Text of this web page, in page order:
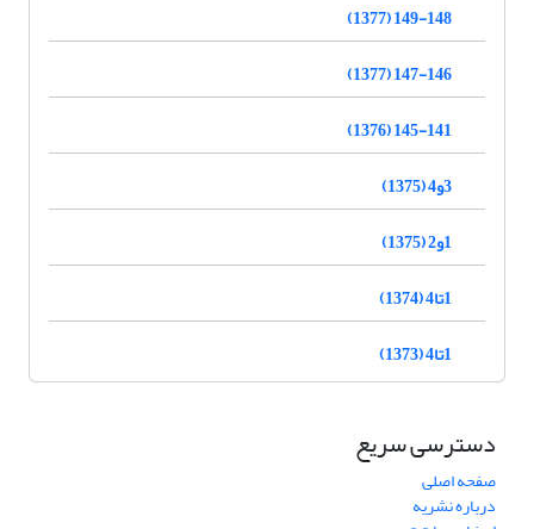
149-148 (1377)
147-146 (1377)
145-141 (1376)
3و4 (1375)
1و2 (1375)
1تا4 (1374)
1تا4 (1373)
دسترسی سریع
صفحه اصلی
درباره نشریه